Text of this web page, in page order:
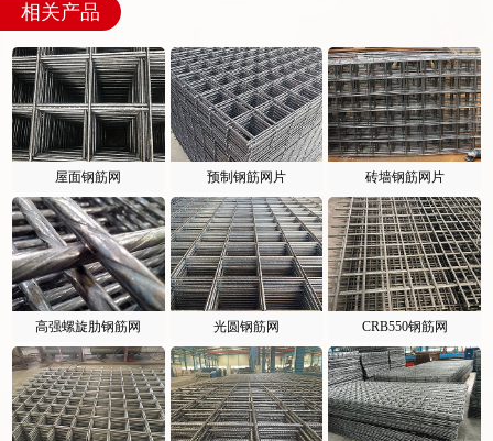
相关产品
屋面钢筋网 预制钢筋网片 砖墙钢筋网片
高强螺旋肋钢筋网 光圆钢筋网 CRB550钢筋网